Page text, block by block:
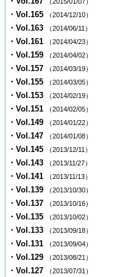
・Vol.165 （2014/12/10）
・Vol.163 （2014/06/11）
・Vol.161 （2014/04/23）
・Vol.159 （2014/04/02）
・Vol.157 （2014/03/19）
・Vol.155 （2014/03/05）
・Vol.153 （2014/02/19）
・Vol.151 （2014/02/05）
・Vol.149 （2014/01/22）
・Vol.147 （2014/01/08）
・Vol.145 （2013/12/11）
・Vol.143 （2013/11/27）
・Vol.141 （2013/11/13）
・Vol.139 （2013/10/30）
・Vol.137 （2013/10/16）
・Vol.135 （2013/10/02）
・Vol.133 （2013/09/18）
・Vol.131 （2013/09/04）
・Vol.129 （2013/08/21）
・Vol.127 （2013/07/31）